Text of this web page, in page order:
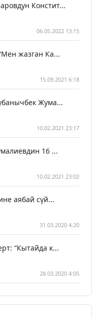
Констит...
06.05.2022 13:15
жазган Ка...
15.09.2021 6:18
Жума...
10.02.2021 23:17
16 ...
10.02.2021 23:02
аябай сүй...
31.03.2020 4:20
“Кытайда к...
28.03.2020 4:05